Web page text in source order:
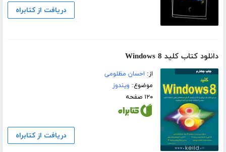
دریافت از کتابراه
دانلود کتاب کلید Windows 8
از: احسان مظلومی
موضوع: ویندوز
۱۲۰ صفحه
دریافت از کتابراه